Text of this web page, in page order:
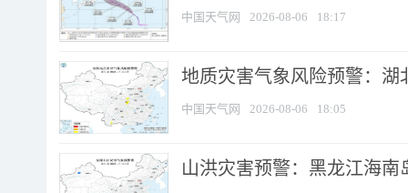
中国天气网 2026-08-06 18:17
地质灾害气象风险预警：湖
中国天气网 2026-08-06 18:05
山洪灾害预警：黑龙江海